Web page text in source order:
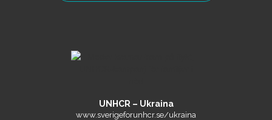
UNHCR – Ukraina
www.sverigeforunhcr.se/ukraina